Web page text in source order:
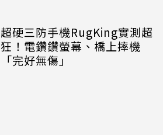
超硬三防手機RugKing實測超
狂！電鑽鑽螢幕、橋上摔機
「完好無傷」